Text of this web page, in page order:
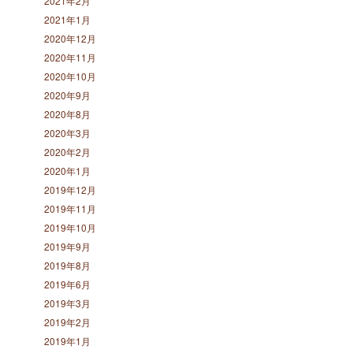
2021年1月
2020年12月
2020年11月
2020年10月
2020年9月
2020年8月
2020年3月
2020年2月
2020年1月
2019年12月
2019年11月
2019年10月
2019年9月
2019年8月
2019年6月
2019年3月
2019年2月
2019年1月